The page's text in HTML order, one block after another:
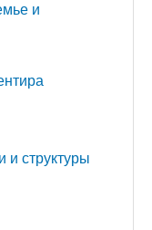
и
структуры